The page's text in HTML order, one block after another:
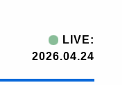
LIVE:
2026.04.24